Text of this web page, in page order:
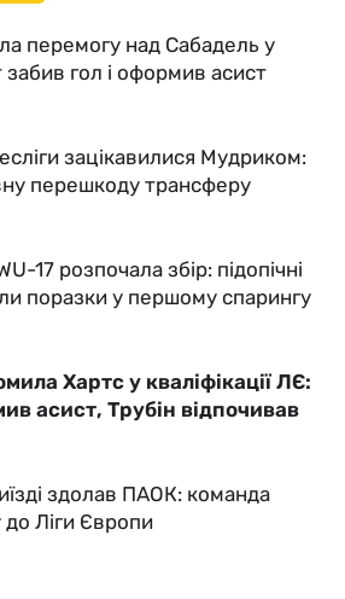
перемогу над Сабадель у
забив гол і оформив асист
зацікавилися Мудриком:
перешкоду трансферу
17 розпочала збір: підопічні
поразки у першому спарингу
Хартс у кваліфікації ЛЄ:
асист, Трубін відпочивав
здолав ПАОК: команда
до Ліги Європи